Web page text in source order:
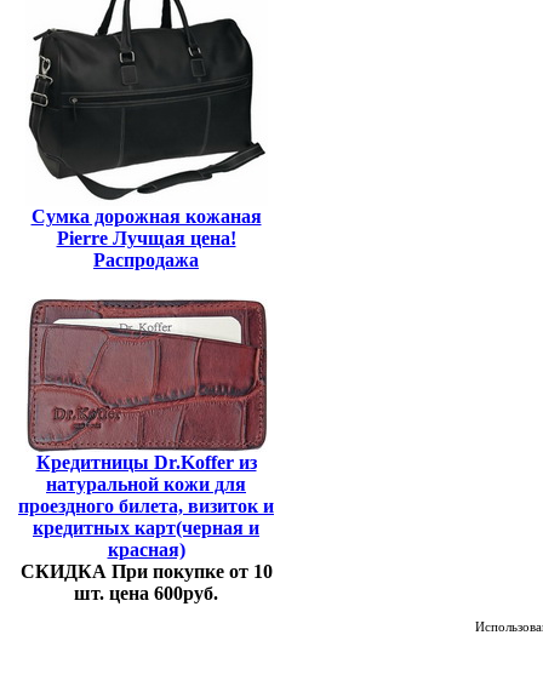
Сумка дорожная кожаная
Pierre Лучщая цена!
Распродажа
Кредитницы Dr.Koffer из
натуральной кожи для
проездного билета, визиток и
кредитных карт(черная и
красная)
СКИДКА При покупке от 10
шт. цена 600руб.